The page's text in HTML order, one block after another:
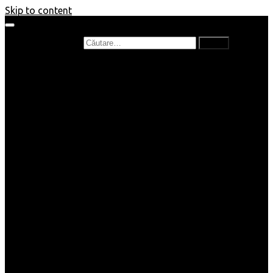
Skip to content